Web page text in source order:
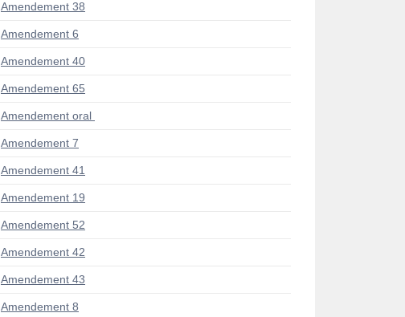
Amendement 38
Amendement 6
Amendement 40
Amendement 65
Amendement oral
Amendement 7
Amendement 41
Amendement 19
Amendement 52
Amendement 42
Amendement 43
Amendement 8